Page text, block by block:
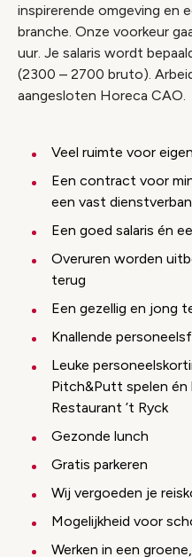
inspirerende omgeving en
branche. Onze voorkeur
uur. Je salaris wordt
(2300 – 2700 bruto).
aangesloten Horeca CAO.
Veel ruimte voor
Een contract voor
een vast
Een goed salaris én
Overuren worden
terug
Een gezellig en jong
Knallende
Leuke
Pitch&Putt spelen én
Restaurant ’t Ryck
Gezonde lunch
Gratis parkeren
Wij vergoeden je
Mogelijkheid voor
Werken in een